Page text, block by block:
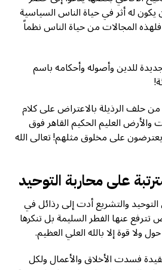
له أثر في حياة الناس السياسية
فلهذه المجالات من حياة الناس نظماً
للدين وأصوله وأحكامه باسم
حلف الرذيلة بالاعتراض على كلام
والأرض العليم الحكيم القاهر فوق
على مخلوق مثلهم! تعالى الله
على محاربة التوحيد
والتشريع أدت إلى رذائل في
تترفع عنها الفطر السليمة بل تنكرها
ولا قوة إلا بالله العلي العظيم.
فسدت الأخلاق والأعمال ولكل